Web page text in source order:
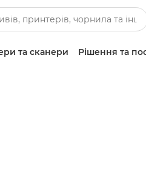
та сканери Рішення та